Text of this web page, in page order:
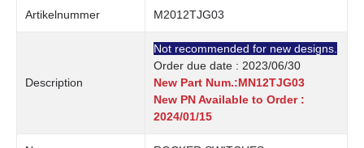
Artikelnummer M2012TJG03
Description
Not recommended for new designs.
Order due date : 2023/06/30
New Part Num.:MN12TJG03
New PN Available to Order :
2024/01/15